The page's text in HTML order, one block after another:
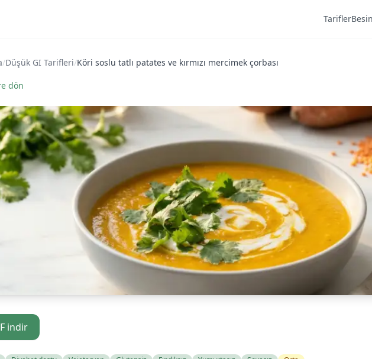
Tarifler
/Düşük GI Tarifleri/Köri soslu tatlı patates ve kırmızı mercimek çorbası
dön
indir